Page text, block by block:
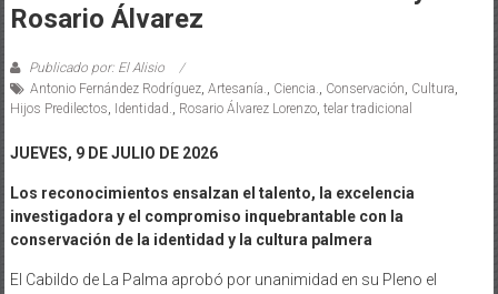
Rosario Álvarez
Publicado por: El Alisio
Antonio Fernández Rodríguez, Artesanía. Ciencia. Conservación Cultura
Hijos Predilectos Identidad. Rosario Álvarez Lorenzo, telar tradicional
JUEVES, 9 DE JULIO DE 2026
Los reconocimientos ensalzan el talento, la excelencia
investigadora y el compromiso inquebrantable con la
conservación de la identidad y la cultura palmera
El Cabildo de La Palma aprobó por unanimidad en su Pleno el